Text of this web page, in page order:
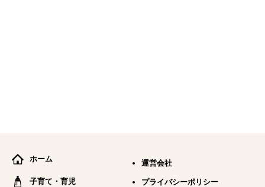
ホーム
子育て・育児
運営会社
プライバシーポリシー